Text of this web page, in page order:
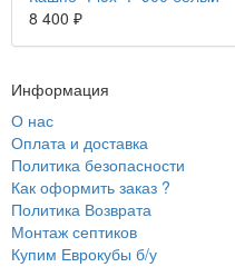
8 400 ₽
Информация
О нас
Оплата и доставка
Политика безопасности
Как оформить заказ ?
Политика Возврата
Монтаж септиков
Купим Еврокубы б/у